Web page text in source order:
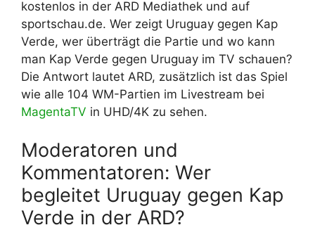
kostenlos in der ARD Mediathek und auf
sportschau.de. Wer zeigt Uruguay gegen Kap
Verde, wer überträgt die Partie und wo kann
man Kap Verde gegen Uruguay im TV schauen?
Die Antwort lautet ARD, zusätzlich ist das Spiel
wie alle 104 WM-Partien im Livestream bei
MagentaTV in UHD/4K zu sehen.
Moderatoren und
Kommentatoren: Wer
begleitet Uruguay gegen Kap
Verde in der ARD?